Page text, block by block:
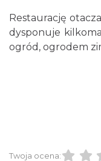
Restaurację
dysponuje
ogród, ogrodem
Twoja ocena: